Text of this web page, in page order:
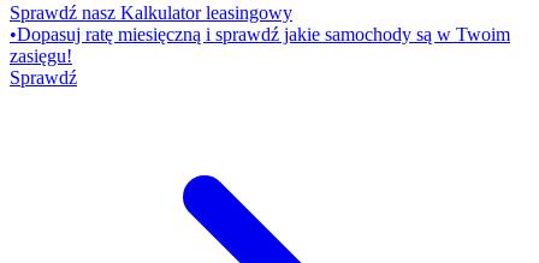
Sprawdź nasz Kalkulator leasingowy
•Dopasuj ratę miesięczną i sprawdź jakie samochody są w Twoim
zasięgu!
Sprawdź